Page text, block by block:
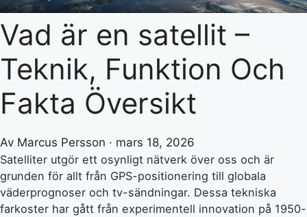
Vad är en satellit –
Teknik, Funktion Och
Fakta Översikt
Av Marcus Persson · mars 18, 2026
Satelliter utgör ett osynligt nätverk över oss och är
grunden för allt från GPS-positionering till globala
väderprognoser och tv-sändningar. Dessa tekniska
farkoster har gått från experimentell innovation på 1950-